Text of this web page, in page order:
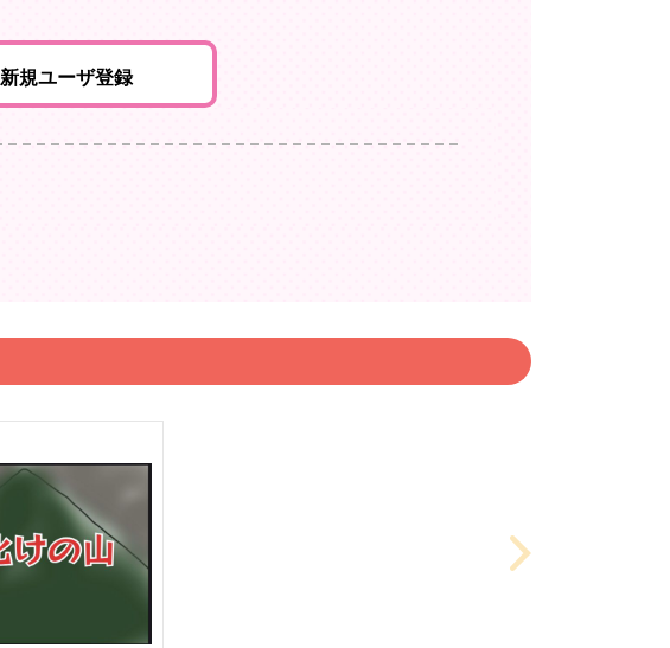
新規ユーザ登録